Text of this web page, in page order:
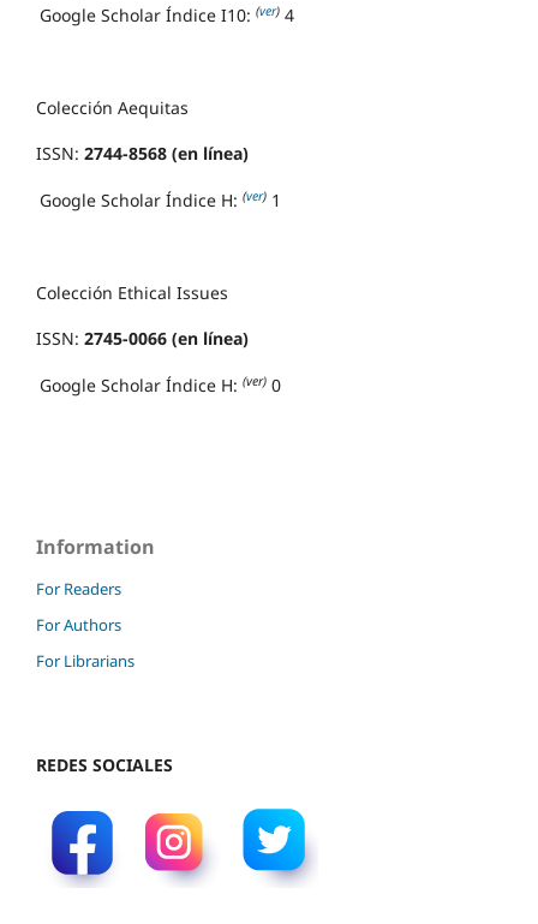
Google Scholar Índice I10: (ver) 4
Colección Aequitas
ISSN: 2744-8568 (en línea)
Google Scholar Índice H: (ver) 1
Colección Ethical Issues
ISSN: 2745-0066 (en línea)
Google Scholar Índice H: (ver) 0
Information
For Readers
For Authors
For Librarians
REDES SOCIALES